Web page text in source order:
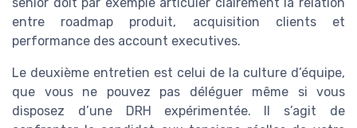
entre roadmap produit, acquisition clients et
performance des account executives.
Le deuxième entretien est celui de la culture d’équipe,
que vous ne pouvez pas déléguer même si vous
disposez d’une DRH expérimentée. Il s’agit de